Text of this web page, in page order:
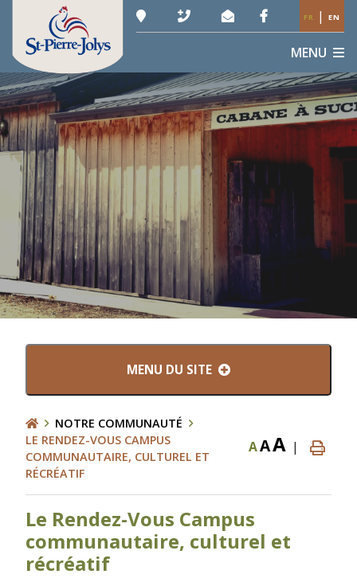
FR | EN
MENU
MENU DU SITE
NOTRE COMMUNAUTÉ
LE RENDEZ-VOUS CAMPUS
COMMUNAUTAIRE, CULTUREL ET
RÉCRÉATIF
AAA |
Le Rendez-Vous Campus
communautaire, culturel et
récréatif